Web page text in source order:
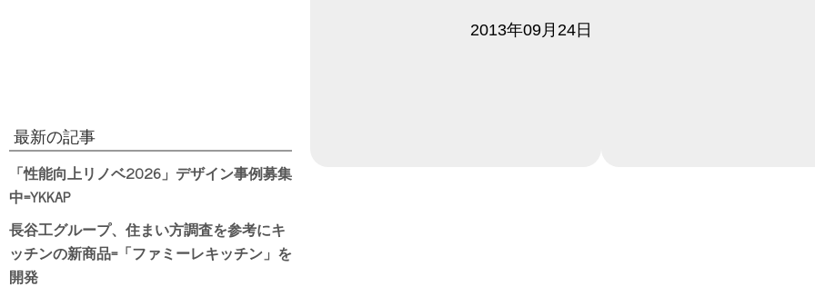
2013年09月24日
最新の記事
「性能向上リノベ2026」デザイン事例募集
中=YKKAP
長谷工グループ、住まい方調査を参考にキ
ッチンの新商品=「ファミーレキッチン」を
開発